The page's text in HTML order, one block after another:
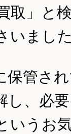
取」と
いまし
保管さ
し、必
いうお